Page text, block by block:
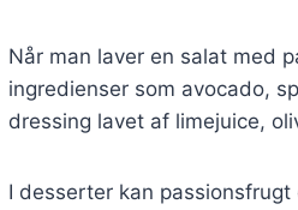
Når man laver en salat med
ingredienser som avocado,
dressing lavet af limejuice,
I desserter kan